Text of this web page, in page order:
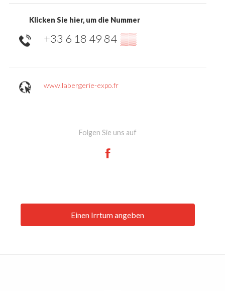
Klicken Sie hier, um die Nummer
+33 6 18 49 84 ▒▒
www.labergerie-expo.fr
Folgen Sie uns auf
Einen Irrtum angeben